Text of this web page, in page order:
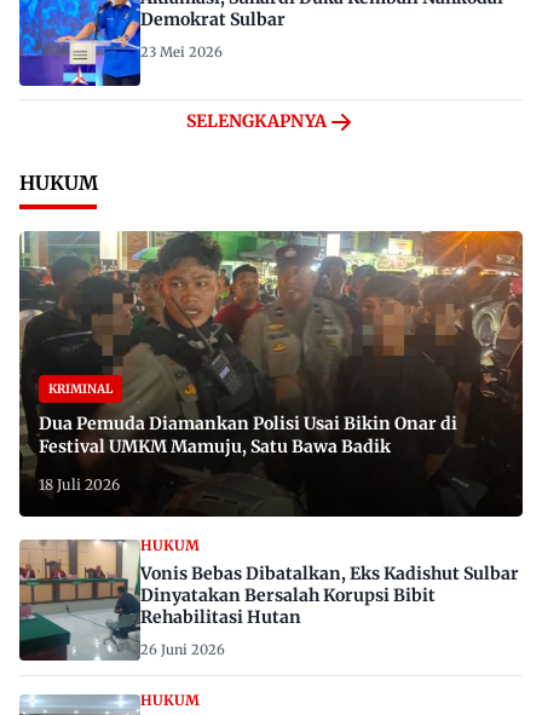
Demokrat Sulbar
23 Mei 2026
SELENGKAPNYA
HUKUM
KRIMINAL
Dua Pemuda Diamankan Polisi Usai Bikin Onar di
Festival UMKM Mamuju, Satu Bawa Badik
18 Juli 2026
HUKUM
Vonis Bebas Dibatalkan, Eks Kadishut Sulbar
Dinyatakan Bersalah Korupsi Bibit
Rehabilitasi Hutan
26 Juni 2026
HUKUM